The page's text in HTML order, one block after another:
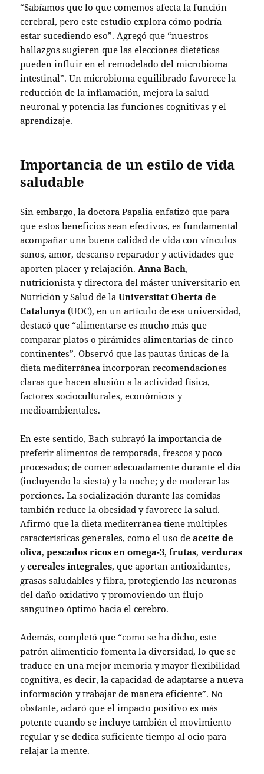
“Sabíamos que lo que comemos afecta la función
cerebral, pero este estudio explora cómo podría
estar sucediendo eso”. Agregó que “nuestros
hallazgos sugieren que las elecciones dietéticas
pueden influir en el remodelado del microbioma
intestinal”. Un microbioma equilibrado favorece la
reducción de la inflamación, mejora la salud
neuronal y potencia las funciones cognitivas y el
aprendizaje.
Importancia de un estilo de vida
saludable
Sin embargo, la doctora Papalia enfatizó que para
que estos beneficios sean efectivos, es fundamental
acompañar una buena calidad de vida con vínculos
sanos, amor, descanso reparador y actividades que
aporten placer y relajación. Anna Bach,
nutricionista y directora del máster universitario en
Nutrición y Salud de laUniversitat Oberta de
Catalunya (UOC), en un artículo de esa universidad,
destacó que “alimentarse es mucho más que
comparar platos o pirámides alimentarias de cinco
continentes”. Observó que las pautas únicas de la
dieta mediterránea incorporan recomendaciones
claras que hacen alusión a la actividad física,
factores socioculturales, económicos y
medioambientales.
En este sentido, Bach subrayó la importancia de
preferir alimentos de temporada, frescos y poco
procesados; de comer adecuadamente durante el día
(incluyendo la siesta) y la noche; y de moderar las
porciones. La socialización durante las comidas
también reduce la obesidad y favorece la salud.
Afirmó que la dieta mediterránea tiene múltiples
características generales, como el uso deaceite de
oliva,pescados ricos en omega-3,frutas,verduras
ycereales integrales, que aportan antioxidantes,
grasas saludables y fibra, protegiendo las neuronas
del daño oxidativo y promoviendo un flujo
sanguíneo óptimo hacia el cerebro.
Además, completó que “como se ha dicho, este
patrón alimenticio fomenta la diversidad, lo que se
traduce en una mejor memoria y mayor flexibilidad
cognitiva, es decir, la capacidad de adaptarse a nueva
información y trabajar de manera eficiente”. No
obstante, aclaró que el impacto positivo es más
potente cuando se incluye también el movimiento
regular y se dedica suficiente tiempo al ocio para
relajar la mente.